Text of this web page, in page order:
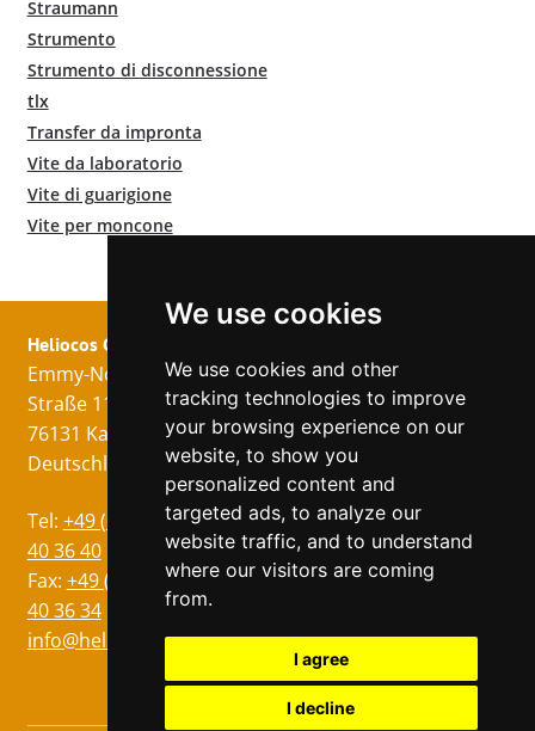
We use cookies
We use cookies and other
tracking technologies to improve
your browsing experience on our
website, to show you
personalized content and
targeted ads, to analyze our
website traffic, and to understand
where our visitors are coming
from.
I agree
I decline
Straumann
Strumento
Strumento di disconnessione
tlx
Transfer da impronta
Vite da laboratorio
Vite di guarigione
Vite per moncone
Heliocos GmbH
Emmy-Noether-
Straße 11
76131 Karlsruhe
Deutschland
Tel: +49 (0)721 75
40 36 40
Fax: +49 (0)721 75
40 36 34
info@heliocos.de
Impronta
Protezione dei
dati
Condizioni
Lingua
Tedesco
Inglese
Spagnolo